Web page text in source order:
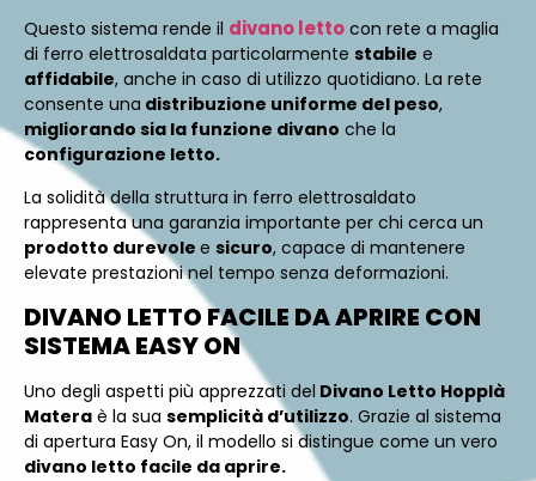
Questo sistema rende il divano letto con rete a maglia
di ferro elettrosaldata particolarmente stabile e
affidabile, anche in caso di utilizzo quotidiano. La rete
consente una distribuzione uniforme del peso,
migliorando sia la funzione divano che la
configurazione letto.
La solidità della struttura in ferro elettrosaldato
rappresenta una garanzia importante per chi cerca un
prodotto durevole e sicuro, capace di mantenere
elevate prestazioni nel tempo senza deformazioni.
DIVANO LETTO FACILE DA APRIRE CON
SISTEMA EASY ON
Uno degli aspetti più apprezzati del Divano Letto Hopplà
Matera è la sua semplicità d’utilizzo. Grazie al sistema
di apertura Easy On, il modello si distingue come un vero
divano letto facile da aprire.